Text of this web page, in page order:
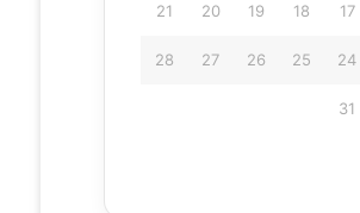
17
18
19
20
21
24
25
26
27
28
31